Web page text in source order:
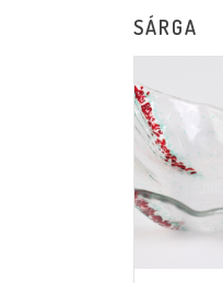
SÁRGA